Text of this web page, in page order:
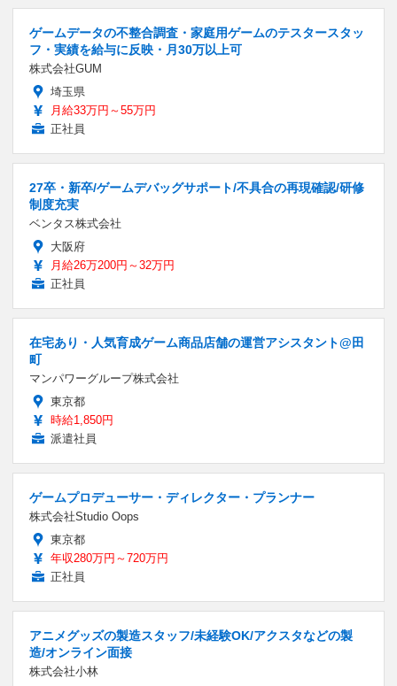
ゲームデータの不整合調査・家庭用ゲームのテスタースタッ
フ・実績を給与に反映・月30万以上可
株式会社GUM
埼玉県
月給33万円～55万円
正社員
27卒・新卒/ゲームデバッグサポート/不具合の再現確認/研修
制度充実
ベンタス株式会社
大阪府
月給26万200円～32万円
正社員
在宅あり・人気育成ゲーム商品店舗の運営アシスタント@田
町
マンパワーグループ株式会社
東京都
時給1,850円
派遣社員
ゲームプロデューサー・ディレクター・プランナー
株式会社Studio Oops
東京都
年収280万円～720万円
正社員
アニメグッズの製造スタッフ/未経験OK/アクスタなどの製
造/オンライン面接
株式会社小林